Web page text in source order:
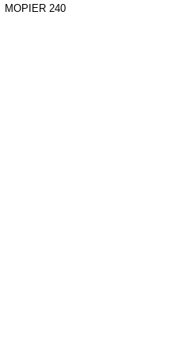
MOPIER 240